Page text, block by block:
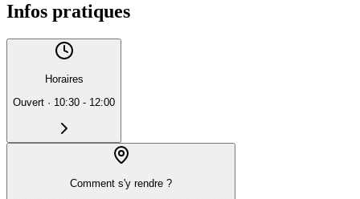
Infos pratiques
Horaires
Ouvert · 10:30 - 12:00
Comment s'y rendre ?